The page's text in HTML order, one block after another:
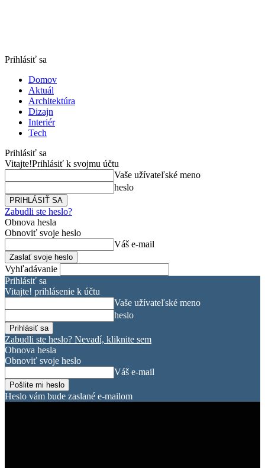
Prihlásiť sa
Domov
Aktuál
Architektúra
Dizajn
Interiér
Tech
Prihlásiť sa
Vitajte!Prihlásiť k svojmu účtu
Vaše užívateľské meno
heslo
Zabudli ste heslo?
Obnova hesla
Obnoviť svoje heslo
Váš e-mail
Vyhľadávanie
Prihlásiť sa
Vitajte! prihlásenie k účtu
Vaše užívateľské meno
heslo
Zabudli ste heslo? Nevadí, kliknite sem
Obnova hesla
Obnoviť svoje heslo
Váš e-mail
Heslo vám bude zaslané e-mailom